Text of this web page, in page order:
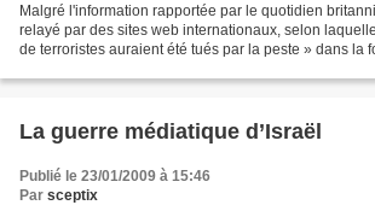
Malgré l'information rapportée par le quotidien
relayé par des sites web internationaux, selon
de terroristes auraient été tués par la peste » dans la
La guerre médiatique d’Israël
Publié le 23/01/2009 à 15:46
Par sceptix